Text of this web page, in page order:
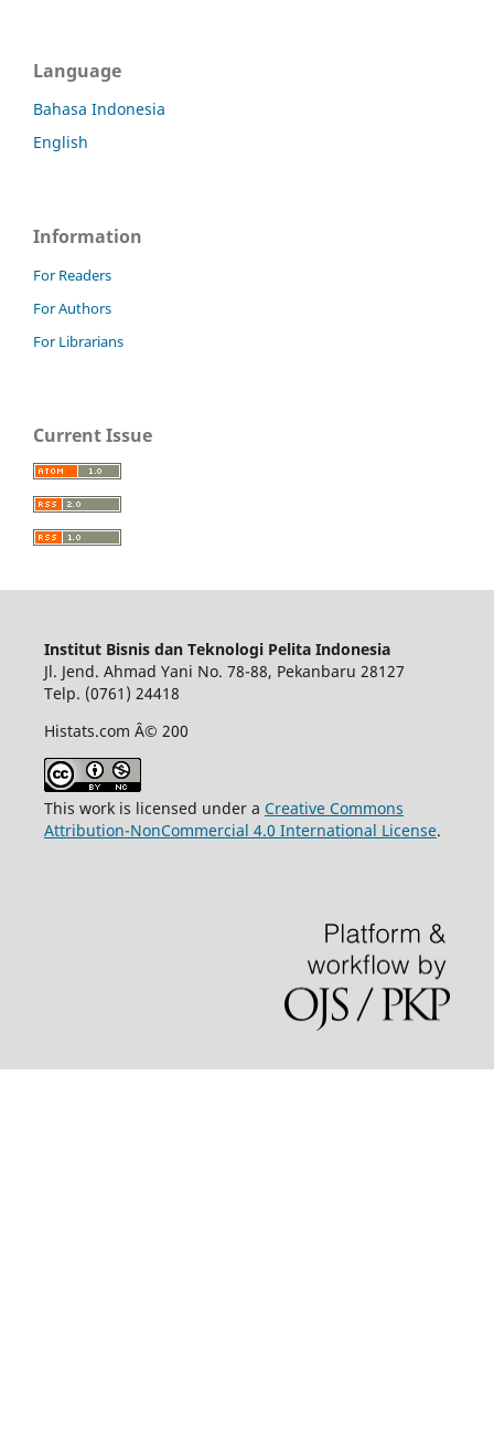
Language
Bahasa Indonesia
English
Information
For Readers
For Authors
For Librarians
Current Issue
Institut Bisnis dan Teknologi Pelita Indonesia
Jl. Jend. Ahmad Yani No. 78-88, Pekanbaru 28127
Telp. (0761) 24418
Histats.com Â© 200
This work is licensed under a Creative Commons
Attribution-NonCommercial 4.0 International License.